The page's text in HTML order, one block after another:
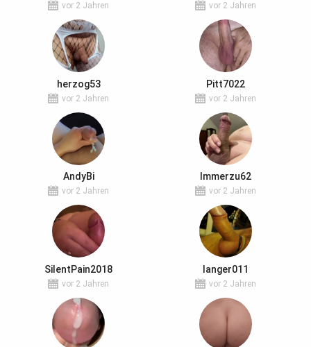
vor 2 Jahren vor 2 Jahren
herzog53
vor 2 Jahren
Pitt7022
vor 2 Jahren
AndyBi
vor 2 Jahren
Immerzu62
vor 2 Jahren
SilentPain2018
vor 2 Jahren
langer011
vor 2 Jahren